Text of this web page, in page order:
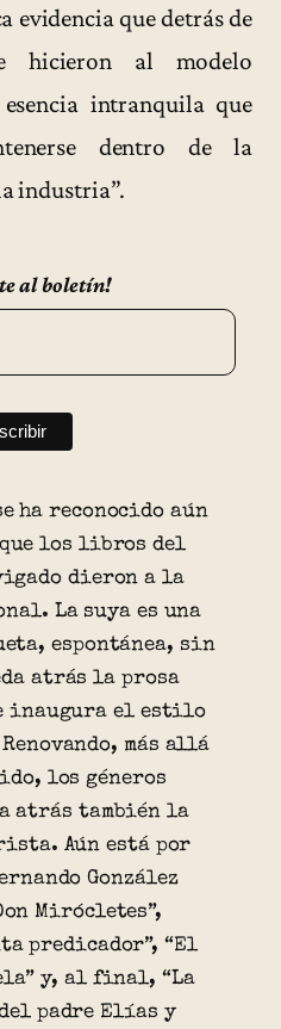
evidencia que detrás de
hicieron al modelo
intranquila que
dentro de la
industria”.
al boletín!
ha reconocido aún
los libros del
dieron a la
La suya es una
espontánea, sin
atrás la prosa
inaugura el estilo
más allá
los géneros
atrás también la
Aún está por
González
Mirócletes”,
predicador”, “El
y, al final, “La
padre Elías y